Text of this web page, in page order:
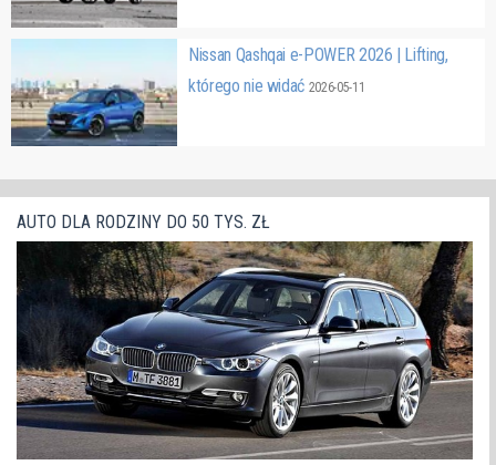
Nissan Qashqai e-POWER 2026 | Lifting,
którego nie widać 2026-05-11
AUTO DLA RODZINY DO 50 TYS. ZŁ